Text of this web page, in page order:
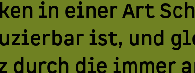
in einer Art
ist, und
durch die immer